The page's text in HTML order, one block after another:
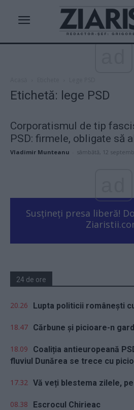
Etichetă: lege PSD
Corporatismul de tip
PSD: firmele, obligate să
Vladimir Munteanu sâmbătă, 12
Susțineți presa liberă!
24 de ore
20.26 Lupta politicii românești
18.47 Cărbune și picioare-n gard
18.09
Coaliția antieuropeană
fluviul Dunărea se trece cu
17.32 Vă veți blestema zilele,
08.38 Escrocul Chirieac